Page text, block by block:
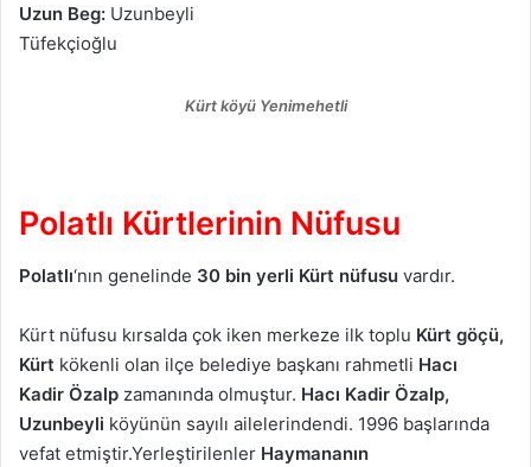
Uzun Beg: Uzunbeyli
Tüfekçioğlu
Kürt köyü Yenimehetli
Polatlı Kürtlerinin Nüfusu
Polatlı‘nın genelinde 30 bin yerli Kürt nüfusu vardır.
Kürt nüfusu kırsalda çok iken merkeze ilk toplu Kürt göçü,
Kürt kökenli olan ilçe belediye başkanı rahmetli Hacı
Kadir Özalp zamanında olmuştur. Hacı Kadir Özalp,
Uzunbeyli köyünün sayılı ailelerindendi. 1996 başlarında
vefat etmiştir.Yerleştirilenler Haymananın